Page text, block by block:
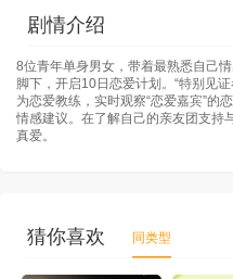
剧情介绍
8位青年单身男女，带着最熟悉自己
脚下，开启10日恋爱计划。“特别见
为恋爱教练，实时观察“恋爱嘉宾”的
情感建议。在了解自己的亲友团支持
真爱。
猜你喜欢 同类型